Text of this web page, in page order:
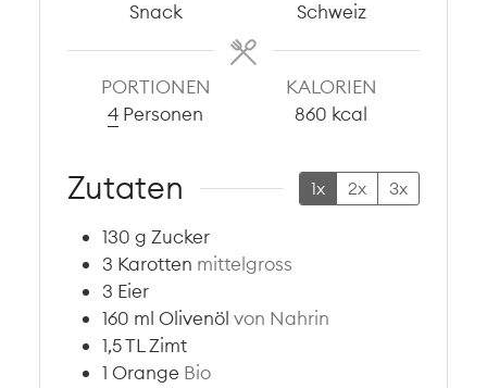
Snack
Schweiz
PORTIONEN
4 Personen
KALORIEN
860 kcal
Zutaten 1x 2x 3x
130 g Zucker
3 Karotten mittelgross
3 Eier
160 ml Olivenöl von Nahrin
1,5TL Zimt
1 Orange Bio